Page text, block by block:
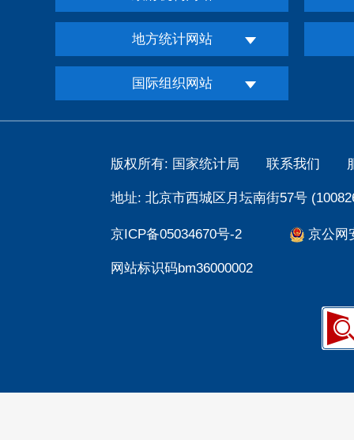
地方统计网站
国际组织网站
版权所有: 国家统计局 联系我们
地址: 北京市西城区月坛南街57号
京ICP备05034670号-2 京公网
网站标识码bm36000002